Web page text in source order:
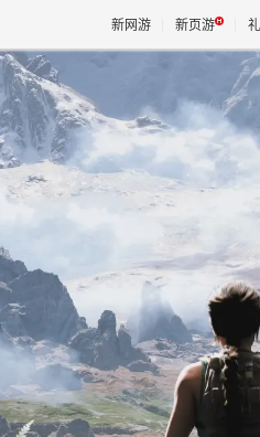
新网游 新页游